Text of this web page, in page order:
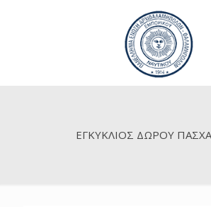
ΕΓΚΥΚΛΙΟΣ ΔΩΡΟΥ